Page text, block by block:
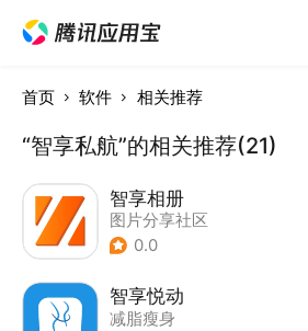
首页 软件 相关推荐
“智享私航”的相关推荐(21)
智享相册
图片分享社区
0.0
智享悦动
减脂瘦身